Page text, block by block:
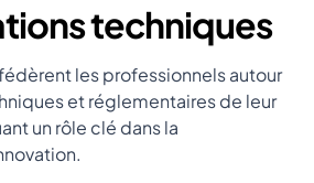
techniques
les professionnels autour
et réglementaires de leur
un rôle clé dans la